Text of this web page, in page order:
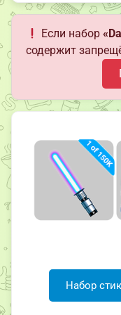
Если набор
содержит
Набор